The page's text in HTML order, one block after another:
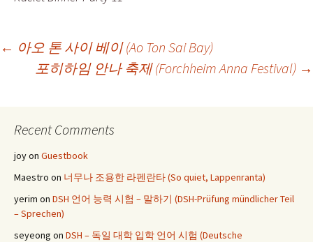
Post
← 아오 톤 사이 베이 (Ao Ton Sai Bay)
포히하임 안나 축제 (Forchheim Anna Festival) →
Recent Comments
joyon Guestbook
Maestro on 너무나 조용한 라펜란타 (So quiet, Lappenranta)
yerim on DSH 언어 능력 시험 – 말하기 (DSH-Prüfung mündlicher Teil
– Sprechen)
seyeong on DSH – 독일 대학 입학 언어 시험 (Deutsche